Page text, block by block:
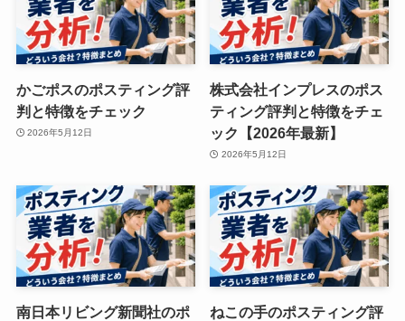
かごポスのポスティング評
判と特徴をチェック
2026年5月12日
株式会社インプレスのポス
ティング評判と特徴をチェ
ック【2026年最新】
2026年5月12日
南日本リビング新聞社のポ
ねこの手のポスティング評